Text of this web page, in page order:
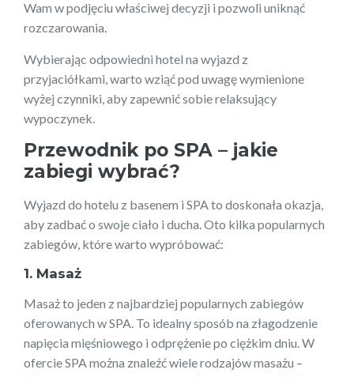
Wam w podjęciu właściwej decyzji i pozwoli uniknąć
rozczarowania.
Wybierając odpowiedni hotel na wyjazd z
przyjaciółkami, warto wziąć pod uwagę wymienione
wyżej czynniki, aby zapewnić sobie relaksujący
wypoczynek.
Przewodnik po SPA – jakie
zabiegi wybrać?
Wyjazd do hotelu z basenem i SPA to doskonała okazja,
aby zadbać o swoje ciało i ducha. Oto kilka popularnych
zabiegów, które warto wypróbować:
1. Masaż
Masaż to jeden z najbardziej popularnych zabiegów
oferowanych w SPA. To idealny sposób na złagodzenie
napięcia mięśniowego i odprężenie po ciężkim dniu. W
ofercie SPA można znaleźć wiele rodzajów masażu –